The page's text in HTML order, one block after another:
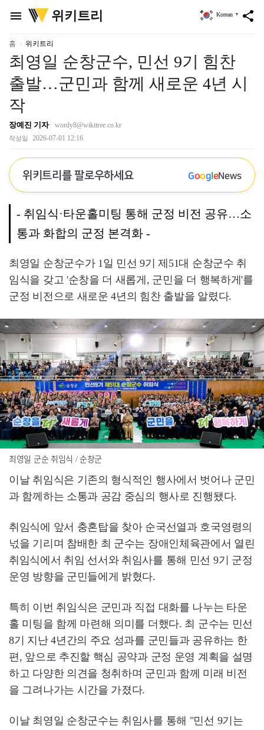
menu
위
키
리
위키트리 share
Korean ▼
홈 위키트리
최영일 순창군수, 민선 9기 힘찬
출발…군민과 함께 새로운 4년 시
작
장예진 기자 wordy8@wikitree.co.kr
작성일 2026-07-01 12:16
위키트리를 팔로우하세요 GoogleNews
- 취임식·타운홀미팅 통해 군정 비전 공유…소
통과 화합의 군정 본격화 -
최영일 순창군수가 1일 민선 9기 제51대 순창군수 취
임식을 갖고 '순창을 더 새롭게, 군민을 더 행복하게'를
군정 비전으로 새로운 4년의 힘찬 출발을 알렸다.
최영일 군순 취임식 / 순창군
이날 취임식은 기존의 형식적인 행사에서 벗어나 군민
과 함께하는 소통과 공감 중심의 행사로 진행됐다.
취임식에 앞서 충혼탑을 찾아 순국선열과 호국영령의
넋을 기리며 참배한 최 군수는 장애인체육관에서 열린
취임식에서 취임 선서와 취임사를 통해 민선 9기 군정
운영 방향을 군민들에게 밝혔다.
특히 이번 취임식은 군민과 직접 대화를 나누는 타운
홀 미팅을 함께 마련해 의미를 더했다. 최 군수는 민선
8기 지난 4년간의 주요 성과를 군민들과 공유하는 한
편, 앞으로 추진할 핵심 공약과 군정 운영 계획을 설명
하고 다양한 의견을 청취하며 군민과 함께 미래 비전
을 그려나가는 시간을 가졌다.
이날 최영일 순창군수는 취임사를 통해 "민선 9기는